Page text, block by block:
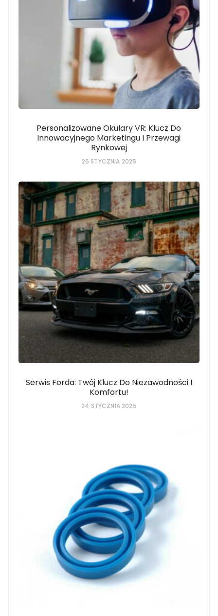
Personalizowane Okulary VR: Klucz Do
Innowacyjnego Marketingu I Przewagi
Rynkowej
26 STYCZNIA 2025
Serwis Forda: Twój Klucz Do Niezawodności I
Komfortu!
24 STYCZNIA 2025